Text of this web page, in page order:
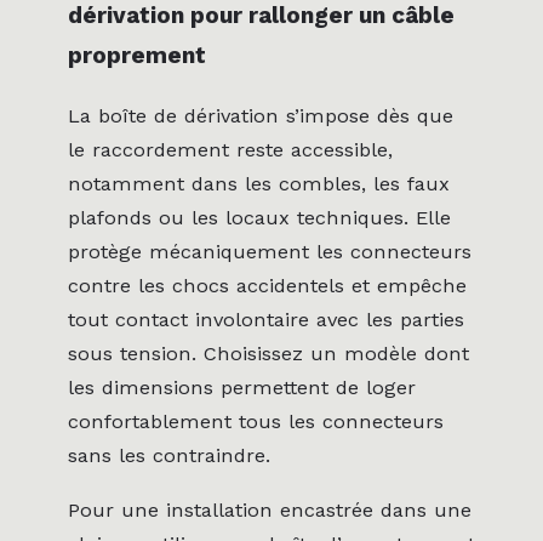
dérivation pour rallonger un câble
proprement
La boîte de dérivation s’impose dès que
le raccordement reste accessible,
notamment dans les combles, les faux
plafonds ou les locaux techniques. Elle
protège mécaniquement les connecteurs
contre les chocs accidentels et empêche
tout contact involontaire avec les parties
sous tension. Choisissez un modèle dont
les dimensions permettent de loger
confortablement tous les connecteurs
sans les contraindre.
Pour une installation encastrée dans une